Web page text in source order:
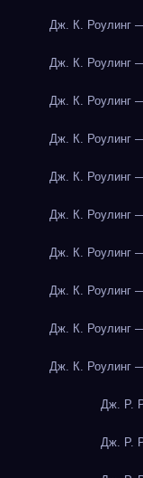
Дж. К. Роулинг
Дж. К. Роулинг
Дж. К. Роулинг
Дж. К. Роулинг
Дж. К. Роулинг
Дж. К. Роулинг
Дж. К. Роулинг
Дж. К. Роулинг
Дж. К. Роулинг
Дж. К. Роулинг
Дж. Р.
Дж. Р.